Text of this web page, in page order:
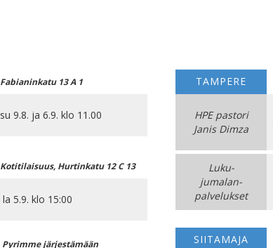
Fabianinkatu 13 A 1
su 9.8. ja 6.9. klo 11.00
TAMPERE
HPE pastori
Janis Dimza
Luku-
jumalan-
palvelukset
Kotitilaisuus, Hurtinkatu 12 C 13
la 5.9. klo 15:00
SIITAMAJA
Pyrimme järjestämään